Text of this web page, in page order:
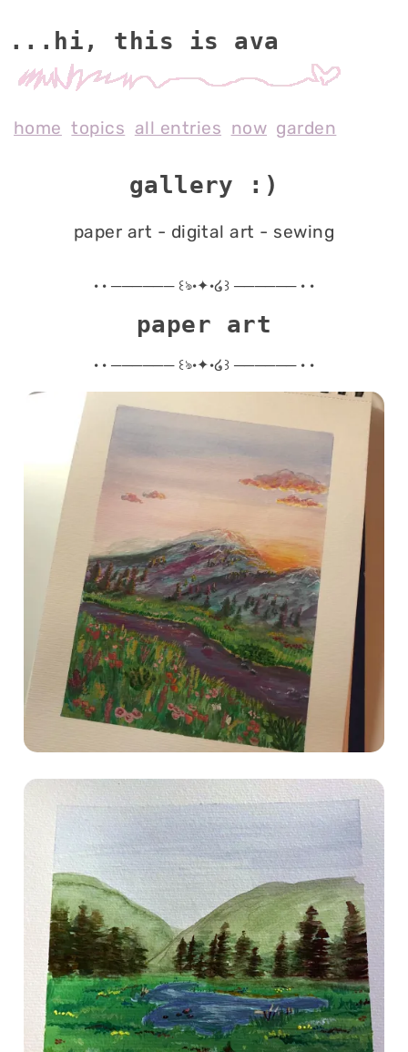
...hi, this is av
home topics all entries now garden
gallery :)
paper art - digital art - sewing
· · ────── ꒰ঌ·✦·໒꒱ ────── · ·
paper art
· · ────── ꒰ঌ·✦·໒꒱ ────── · ·